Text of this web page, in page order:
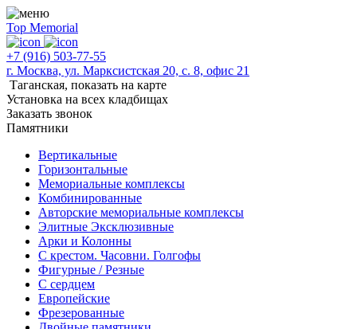
Top Memorial
+7 (916) 503-77-55
г. Москва, ул. Марксистская 20, с. 8, офис 21
Таганская, показать на карте
Установка на всех кладбищах
Заказать звонок
Памятники
Вертикальные
Горизонтальные
Мемориальные комплексы
Комбинированные
Авторские мемориальные комплексы
Элитные Эксклюзивные
Арки и Колонны
С крестом. Часовни. Голгофы
Фигурные / Резные
С сердцем
Европейские
Фрезерованные